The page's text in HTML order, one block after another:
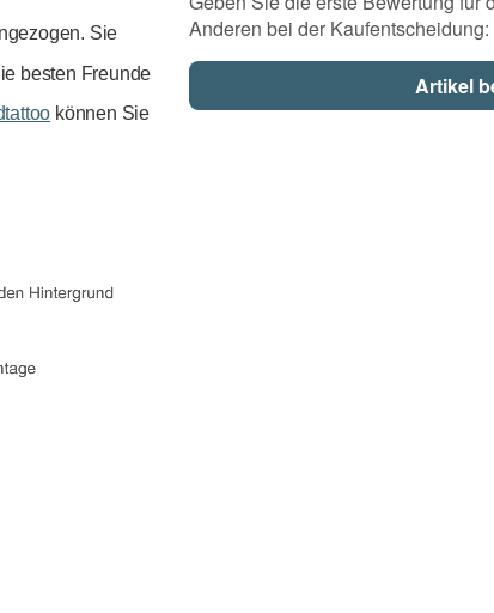
Sie
besten Freunde
können Sie
Anderen bei der Kaufentscheidung: